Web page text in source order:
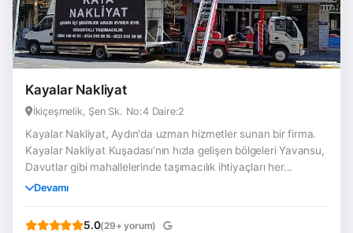
Kayalar Nakliyat
İkiçeşmelik, Şen Sk. No:4 Daire:2
Kayalar Nakliyat, Aydın'da uzman hizmetler sunan bir firma.
Kayalar Nakliyat Kuşadası’nın hızla gelişen bölgeleri Yavansu,
Davutlar gibi mahallelerinde taşımacılık ihtiyaçları her...
Devamı
5.0(29+ yorum)